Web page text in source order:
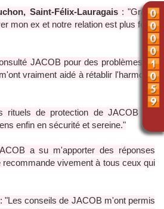
Saint-Félix-Lauragais: "Grâce
mon ex et notre relation est plus forte
JACOB pour des problèmes de
vraiment aidé à rétablir l'harmonie
rituels de protection de JACOB ont
enfin en sécurité et sereine."
a su m'apporter des réponses
vivement à tous ceux qui
: "Les conseils de JACOB m'ont permis